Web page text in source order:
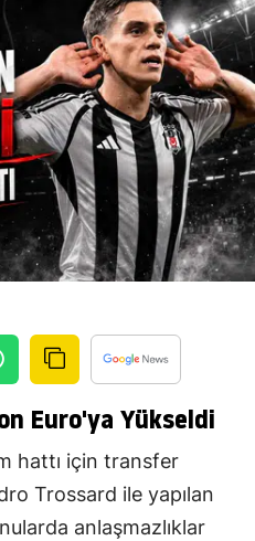
Euro'ya Yükseldi
hattı için transfer
Trossard ile yapılan
anlaşmazlıklar